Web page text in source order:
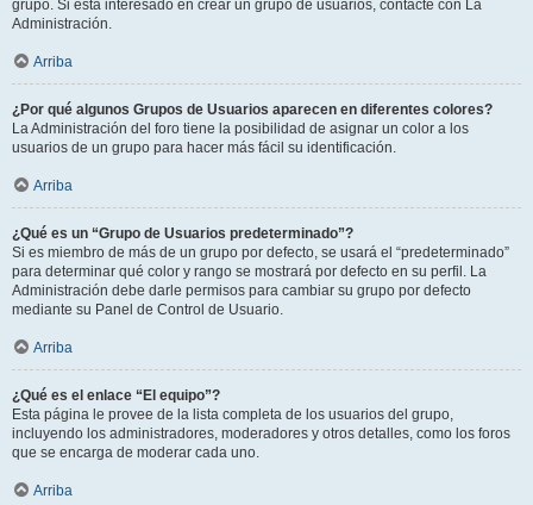
grupo. Si está interesado en crear un grupo de usuarios, contacte con La
Administración.
Arriba
¿Por qué algunos Grupos de Usuarios aparecen en diferentes colores?
La Administración del foro tiene la posibilidad de asignar un color a los
usuarios de un grupo para hacer más fácil su identificación.
Arriba
¿Qué es un “Grupo de Usuarios predeterminado”?
Si es miembro de más de un grupo por defecto, se usará el “predeterminado”
para determinar qué color y rango se mostrará por defecto en su perfil. La
Administración debe darle permisos para cambiar su grupo por defecto
mediante su Panel de Control de Usuario.
Arriba
¿Qué es el enlace “El equipo”?
Esta página le provee de la lista completa de los usuarios del grupo,
incluyendo los administradores, moderadores y otros detalles, como los foros
que se encarga de moderar cada uno.
Arriba